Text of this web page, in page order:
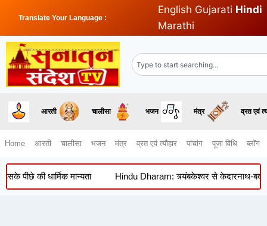
Translate Your Language :
English Gujarati Hindi
Marathi
आरती चालीसा भजन मंत्र व्रत एवं
Home आरती चालीसा भजन मंत्र व्रत एवं त्यौहार पांचांग पूजा विधि ब्लॉग
की धार्मिक मान्यता Hindu Dharam: त्र्यंबकेश्वर से केदारनाथ-बद्रीनाथ